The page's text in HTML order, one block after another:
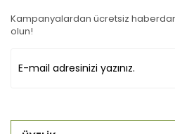
Kampanyalardan ücretsiz
olun!